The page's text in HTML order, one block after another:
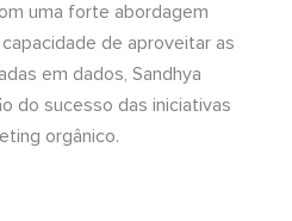
uma forte abordagem
de aproveitar as
em dados, Sandhya
do sucesso das iniciativas
orgânico.